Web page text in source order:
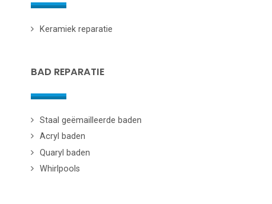
Keramiek reparatie
BAD REPARATIE
Staal geëmailleerde baden
Acryl baden
Quaryl baden
Whirlpools